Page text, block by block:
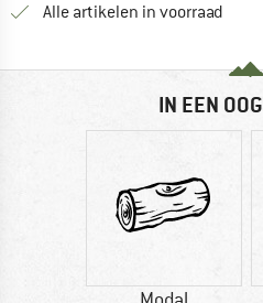
Alle artikelen in voorraad
IN EEN